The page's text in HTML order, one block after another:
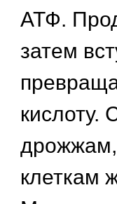
АТФ.
затем
кислоту.
дрожжам,
клеткам